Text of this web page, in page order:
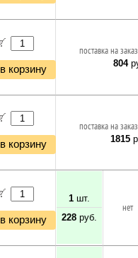
в корзину
поставка на
804
в корзину
поставка на
1815
в корзину
1 шт.
228 руб.
нет